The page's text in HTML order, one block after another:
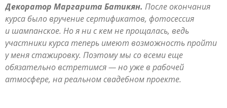
Декоратор Маргарита Батикян. После окончания
курса было вручение сертификатов, фотосессия
и шампанское. Но я ни с кем не прощалась, ведь
участники курса теперь имеют возможность пройти
у меня стажировку. Поэтому мы со всеми еще
обязательно встретимся — но уже в рабочей
атмосфере, на реальном свадебном проекте.